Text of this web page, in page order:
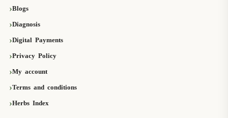
Blogs
Diagnosis
Digital Payments
Privacy Policy
My account
Terms and conditions
Herbs Index